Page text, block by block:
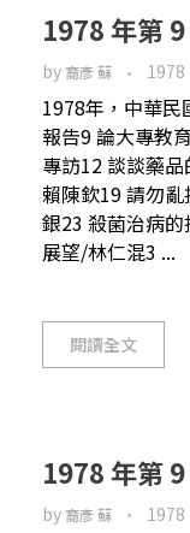
1978 年第
by 裔彥 蘇 1978
1978年，中華民
報告9 論大專教
專訪12 談談藥
賴陳欽19 請勿
銀23 殺菌治病
展望/林仁混3 ...
閱讀全文
1978 年第
by 裔彥 蘇 1978